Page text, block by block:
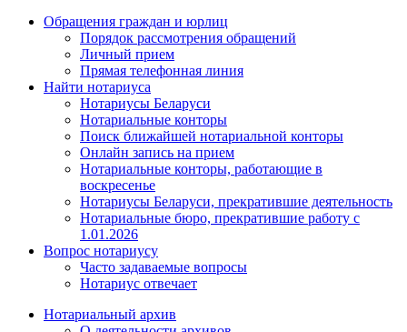
Обращения граждан и юрлиц
Порядок рассмотрения обращений
Личный прием
Прямая телефонная линия
Найти нотариуса
Нотариусы Беларуси
Нотариальные конторы
Поиск ближайшей нотариальной конторы
Онлайн запись на прием
Нотариальные конторы, работающие в
воскресенье
Нотариусы Беларуси, прекратившие деятельность
Нотариальные бюро, прекратившие работу с
1.01.2026
Вопрос нотариусу
Часто задаваемые вопросы
Нотариус отвечает
Нотариальный архив